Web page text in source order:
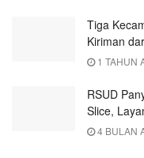
Tiga
Kiriman
1 TAHUN
RSUD
Slice,
4 BULAN